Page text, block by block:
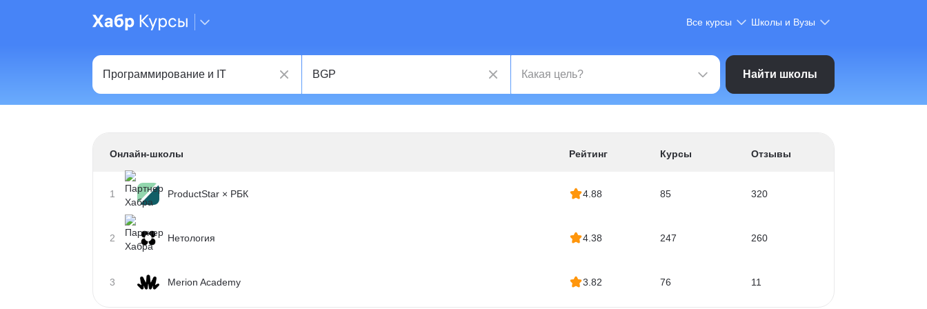
Все курсы Школы и Вузы
Найти школы
Онлайн-школы Рейтинг Курсы Отзывы
1 ProductStar × РБК 4.88 85 320
2 Нетология 4.38 247 260
3 Merion Academy 3.82 76 11